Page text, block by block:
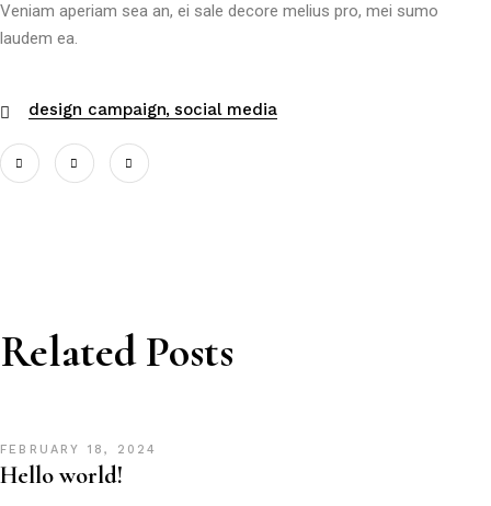
Veniam aperiam sea an, ei sale decore melius pro, mei sumo
laudem ea.
design campaign social media
Related Posts
FEBRUARY 18, 2024
Hello world!